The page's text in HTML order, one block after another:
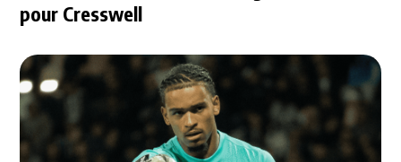
pour Cresswell